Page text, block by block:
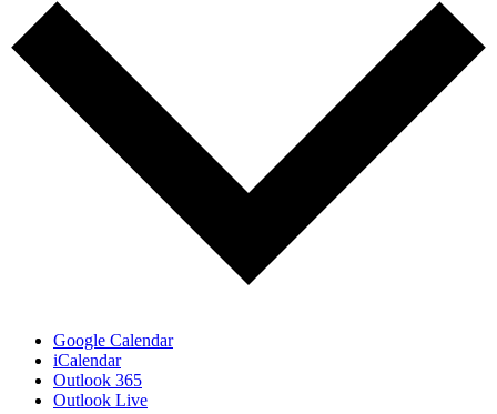
Google Calendar
iCalendar
Outlook 365
Outlook Live